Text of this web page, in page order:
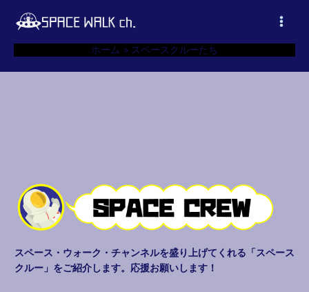
ホーム スペースクルーたち
スペース・ウォーク・チャンネルを盛り上げてくれる「スペース
クルー」をご紹介します。応援お願いします！